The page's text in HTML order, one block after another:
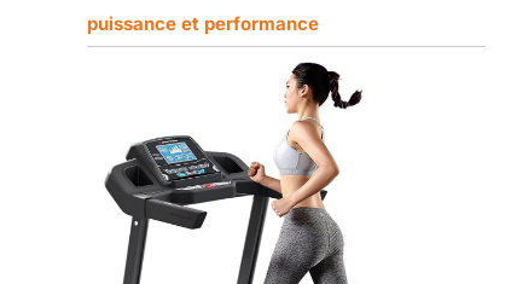
puissance et performance